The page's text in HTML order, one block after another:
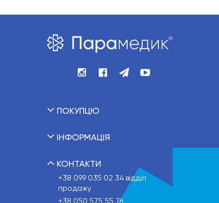
ПОКУПЦЮ
ІНФОРМАЦІЯ
КОНТАКТИ
+38 099 035 02 34 відділ
продажу
+38 050 575 55 76